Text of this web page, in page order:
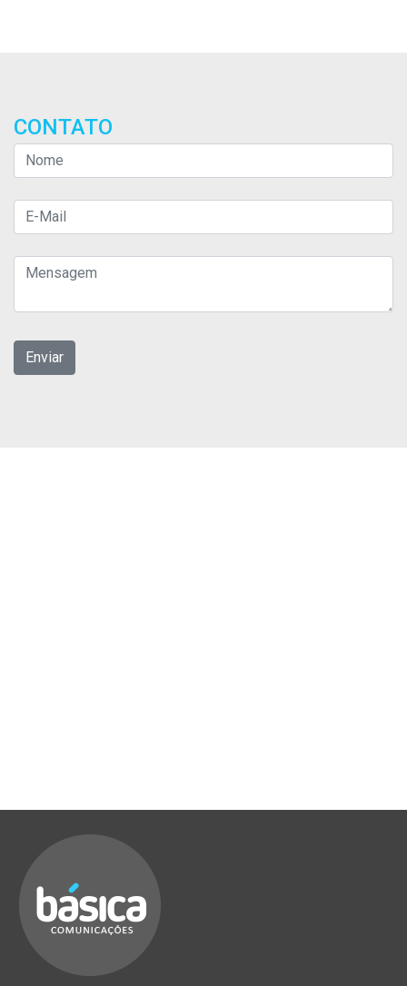
CONTATO